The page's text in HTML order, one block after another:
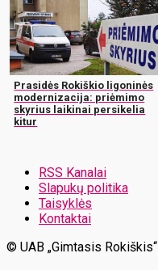
Prasidės Rokiškio ligoninės
modernizacija: priėmimo
skyrius laikinai persikelia
kitur
RSS Kanalai
Slapukų politika
Taisyklės
Kontaktai
© UAB „Gimtasis Rokiškis“